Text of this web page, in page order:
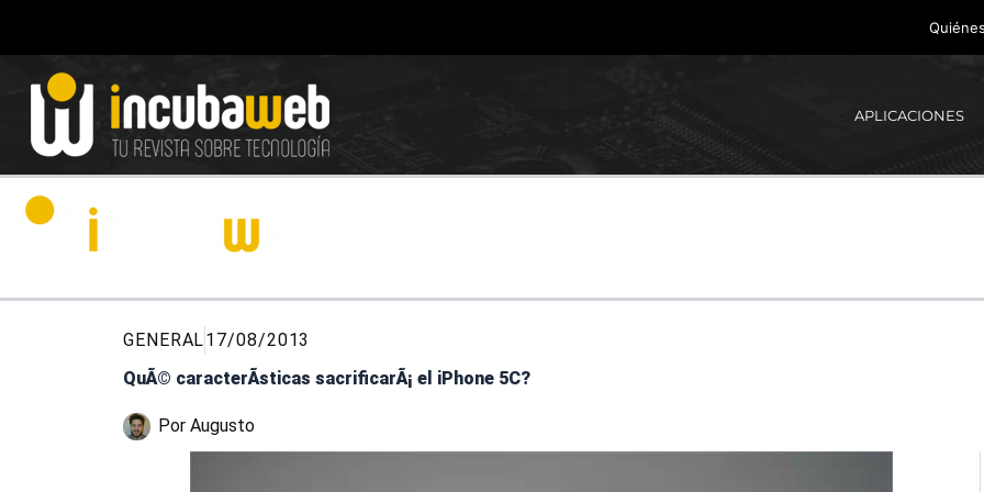
contenido
APLICACIONES
GENERAL17/08/2013
QuÃ© caracterÃ­sticas sacrificarÃ¡ el iPhone 5C?
Por Augusto